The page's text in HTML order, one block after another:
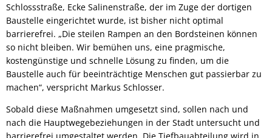
Schlossstraße, Ecke Salinenstraße, der im Zuge der dortigen
Baustelle eingerichtet wurde, ist bisher nicht optimal
barrierefrei. „Die steilen Rampen an den Bordsteinen können
so nicht bleiben. Wir bemühen uns, eine pragmische,
kostengünstige und schnelle Lösung zu finden, um die
Baustelle auch für beeinträchtige Menschen gut passierbar zu
machen“, verspricht Markus Schlosser.
Sobald diese Maßnahmen umgesetzt sind, sollen nach und
nach die Hauptwegebeziehungen in der Stadt untersucht und
barrierefrei umgestaltet werden. Die Tiefbauabteilung wird in